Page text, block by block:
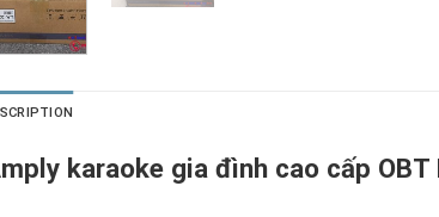
karaoke gia đình cao cấp